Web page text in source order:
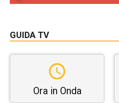
GUIDA TV
Ora in Onda